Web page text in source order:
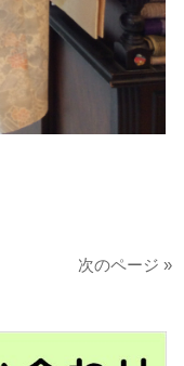
次のページ »